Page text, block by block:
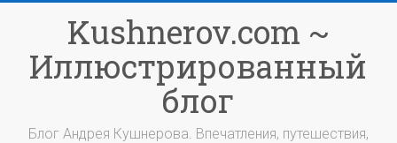
содержимомуKushnerov.com ~
Иллюстрированный
блог
Блог Андрея Кушнерова. Впечатления, путешествия,